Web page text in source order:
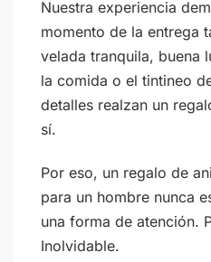
Nuestra experiencia
momento de la entrega
velada tranquila, buena
la comida o el tintineo
detalles realzan un
sí.
Por eso, un regalo de
para un hombre nunca
una forma de atención.
Inolvidable.